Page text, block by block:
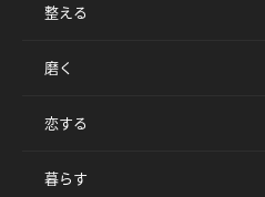
整える
磨く
恋する
暮らす